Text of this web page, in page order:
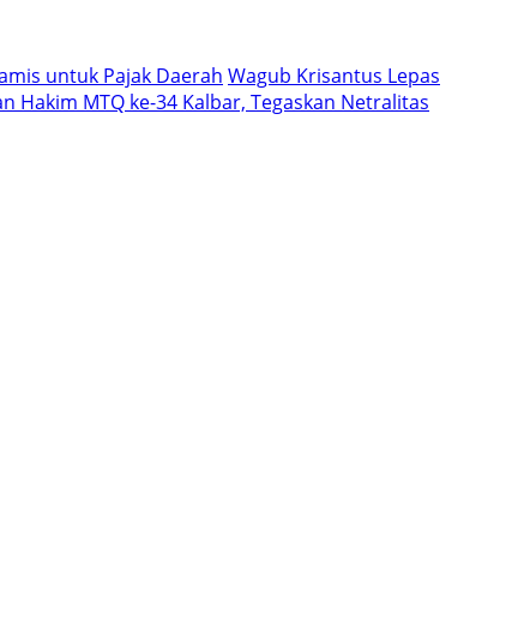
untuk Pajak Daerah Wagub Krisantus Lepas
Hakim MTQ ke-34 Kalbar, Tegaskan Netralitas